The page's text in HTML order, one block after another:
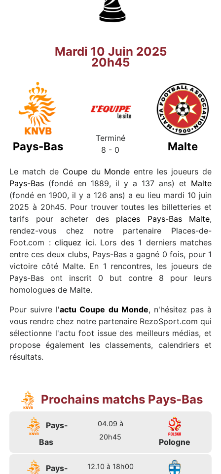
Mardi 10 Juin 2025
20h45
Pays-Bas
Terminé
8 - 0
Malte
Le match de Coupe du Monde entre les joueurs de
Pays-Bas (fondé en 1889, il y a 137 ans) et Malte
(fondé en 1900, il y a 126 ans) a eu lieu mardi 10 juin
2025 à 20h45. Pour trouver toutes les billetteries et
tarifs pour acheter des places Pays-Bas Malte,
rendez-vous chez notre partenaire Places-de-
Foot.com : cliquez ici. Lors des 1 derniers matches
entre ces deux clubs, Pays-Bas a gagné 0 fois, pour 1
victoire côté Malte. En 1 rencontres, les joueurs de
Pays-Bas ont inscrit 0 but contre 8 pour leurs
homologues de Malte.
Pour suivre l'actu Coupe du Monde, n'hésitez pas à
vous rendre chez notre partenaire RezoSport.com qui
sélectionne l'actu foot issue des meilleurs médias, et
propose également les classements, calendriers et
résultats.
Prochains matchs Pays-Bas
Pays-
Bas
04.09 à
20h45
Pologne
Pays-
12.10 à 18h00